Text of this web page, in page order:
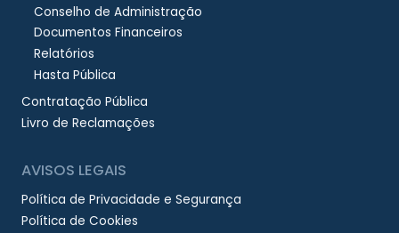
Conselho de Administração
Documentos Financeiros
Relatórios
Hasta Pública
Contratação Pública
Livro de Reclamações
AVISOS LEGAIS
Política de Privacidade e Segurança
Política de Cookies